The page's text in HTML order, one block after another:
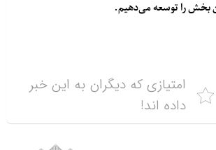
بخش را توسعه می‌دهیم.
امتیازی که دیگران به این خبر
داده اند!